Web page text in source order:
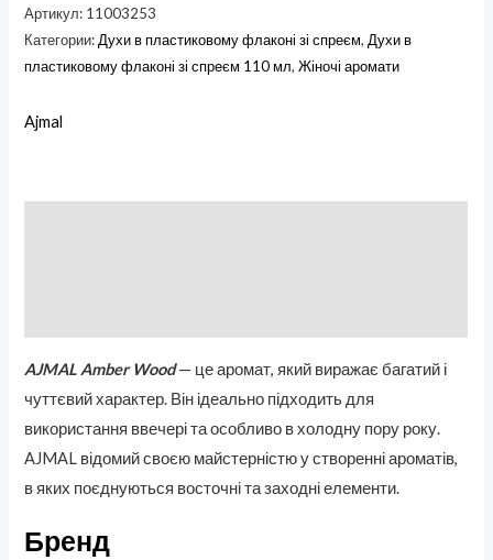
Артикул: 11003253
Категории:Духи в пластиковому флаконі зі спреєм,Духи в
пластиковому флаконі зі спреєм 110 мл,Жіночі аромати
Ajmal
AJMAL Amber Wood— це аромат, який виражає багатий і
чуттєвий характер. Він ідеально підходить для
використання ввечері та особливо в холодну пору року.
AJMAL відомий своєю майстерністю у створенні ароматів,
в яких поєднуються восточні та заходні елементи.
Бренд